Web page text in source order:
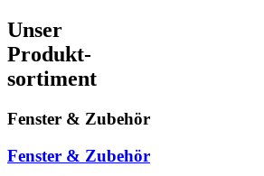
Unser
Produkt-
sortiment
Fenster & Zubehör
Fenster & Zubehör